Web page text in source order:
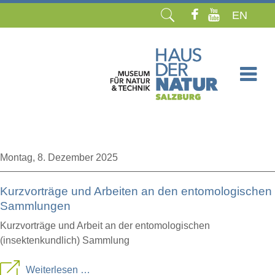
EN
Montag, 8. Dezember 2025
Kurzvorträge und Arbeiten an den entomologischen
Sammlungen
Kurzvorträge und Arbeit an der entomologischen
(insektenkundlich) Sammlung
Weiterlesen …